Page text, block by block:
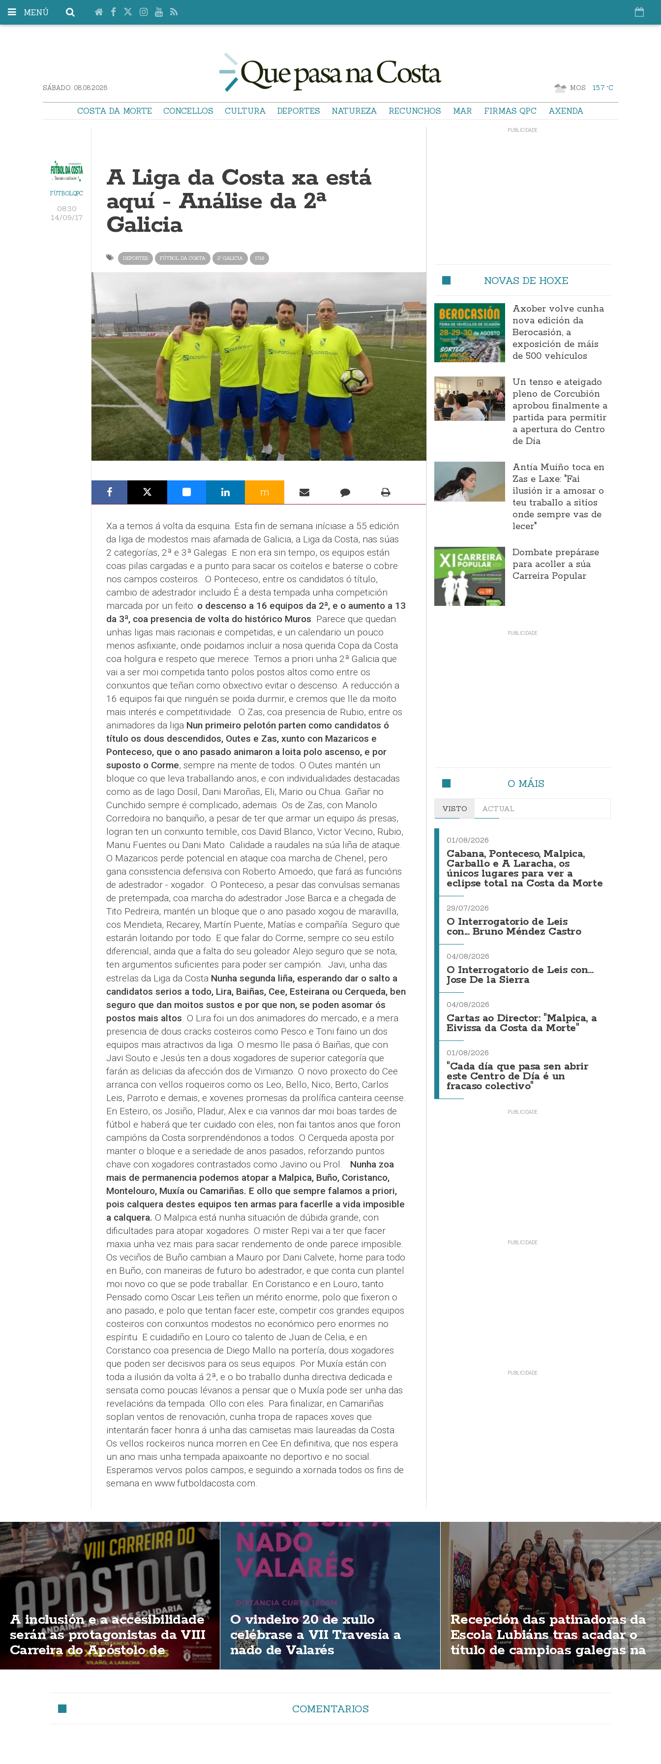
MENÚ
SÁBADO. 08.08.2026 MOS 15.7 °C
COSTA DA MORTE CONCELLOS CULTURA DEPORTES NATUREZA RECUNCHOS MAR FIRMAS QPC AXENDA
FÚTBOLQPC
08:30
14/09/17
A Liga da Costa xa está
aquí - Análise da 2ª
Galicia
DEPORTES FÚTBOL DA COSTA 2ª GALICIA 1718
m
Xa a temos á volta da esquina. Esta fin de semana iníciase a 55 edición
da liga de modestos mais afamada de Galicia, a Liga da Costa, nas súas
2 categorías, 2ª e 3ª Galegas. E non era sin tempo, os equipos están
coas pilas cargadas e a punto para sacar os coitelos e baterse o cobre
nos campos costeiros. O Ponteceso, entre os candidatos ó título,
cambio de adestrador incluido É a desta tempada unha competición
marcada por un feito: o descenso a 16 equipos da 2ª, e o aumento a 13
da 3ª, coa presencia de volta do histórico Muros. Parece que quedan
unhas ligas mais racionais e competidas, e un calendario un pouco
menos asfixiante, onde poidamos incluir a nosa querida Copa da Costa
coa holgura e respeto que merece. Temos a priori unha 2ª Galicia que
vai a ser moi competida tanto polos postos altos como entre os
conxuntos que teñan como obxectivo evitar o descenso. A reducción a
16 equipos fai que ninguén se poida durmir, e cremos que lle da moito
mais interés e competitividade. O Zas, coa presencia de Rubio, entre os
animadores da liga Nun primeiro pelotón parten como candidatos ó
título os dous descendidos, Outes e Zas, xunto con Mazaricos e
Ponteceso, que o ano pasado animaron a loita polo ascenso, e por
suposto o Corme, sempre na mente de todos. O Outes mantén un
bloque co que leva traballando anos, e con individualidades destacadas
como as de Iago Dosil, Dani Maroñas, Eli, Mario ou Chua. Gañar no
Cunchido sempre é complicado, ademais. Os de Zas, con Manolo
Corredoira no banquiño, a pesar de ter que armar un equipo ás presas,
logran ten un conxunto temible, cos David Blanco, Victor Vecino, Rubio,
Manu Fuentes ou Dani Mato. Calidade a raudales na súa liña de ataque.
O Mazaricos perde potencial en ataque coa marcha de Chenel, pero
gana consistencia defensiva con Roberto Amoedo, que fará as funcións
de adestrador - xogador. O Ponteceso, a pesar das convulsas semanas
de pretempada, coa marcha do adestrador Jose Barca e a chegada de
Tito Pedreira, mantén un bloque que o ano pasado xogou de maravilla,
cos Mendieta, Recarey, Martín Puente, Matías e compañía. Seguro que
estarán loitando por todo. E que falar do Corme, sempre co seu estilo
diferencial, ainda que a falta do seu goleador Alejo seguro que se nota,
ten argumentos suficientes para poder ser campión. Javi, unha das
estrelas da Liga da Costa Nunha segunda liña, esperando dar o salto a
candidatos serios a todo, Lira, Baiñas, Cee, Esteirana ou Cerqueda, ben
seguro que dan moitos sustos e por que non, se poden asomar ós
postos mais altos. O Lira foi un dos animadores do mercado, e a mera
presencia de dous cracks costeiros como Pesco e Toni faino un dos
equipos mais atractivos da liga. O mesmo lle pasa ó Baiñas, que con
Javi Souto e Jesús ten a dous xogadores de superior categoría que
farán as delicias da afección dos de Vimianzo. O novo proxecto do Cee
arranca con vellos roqueiros como os Leo, Bello, Nico, Berto, Carlos
Leis, Parroto e demais, e xovenes promesas da prolífica canteira ceense.
En Esteiro, os Josiño, Pladur, Alex e cia vannos dar moi boas tardes de
fútbol e haberá que ter cuidado con eles, non fai tantos anos que foron
campións da Costa sorprendéndonos a todos. O Cerqueda aposta por
manter o bloque e a seriedade de anos pasados, reforzando puntos
chave con xogadores contrastados como Javino ou Prol. Nunha zoa
mais de permanencia podemos atopar a Malpica, Buño, Coristanco,
Montelouro, Muxía ou Camariñas. E ollo que sempre falamos a priori,
pois calquera destes equipos ten armas para facerlle a vida imposible
a calquera. O Malpica está nunha situación de dúbida grande, con
dificultades para atopar xogadores. O mister Repi vai a ter que facer
maxia unha vez mais para sacar rendemento de onde parece imposible.
Os veciños de Buño cambian a Mauro por Dani Calvete, home para todo
en Buño, con maneiras de futuro bo adestrador, e que conta cun plantel
moi novo co que se pode traballar. En Coristanco e en Louro, tanto
Pensado como Oscar Leis teñen un mérito enorme, polo que fixeron o
ano pasado, e polo que tentan facer este, competir cos grandes equipos
costeiros con conxuntos modestos no económico pero enormes no
espíritu. E cuidadiño en Louro co talento de Juan de Celia, e en
Coristanco coa presencia de Diego Mallo na portería, dous xogadores
que poden ser decisivos para os seus equipos. Por Muxía están con
toda a ilusión da volta á 2ª, e o bo traballo dunha directiva dedicada e
sensata como poucas lévanos a pensar que o Muxía pode ser unha das
revelacións da tempada. Ollo con eles. Para finalizar, en Camariñas
soplan ventos de renovación, cunha tropa de rapaces xoves que
intentarán facer honra á unha das camisetas mais laureadas da Costa.
Os vellos rockeiros nunca morren en Cee En definitiva, que nos espera
un ano mais unha tempada apaixoante no deportivo e no social.
Esperamos vervos polos campos, e seguindo a xornada todos os fins de
semana en www.futboldacosta.com.
NOVAS DE HOXE
Axober volve cunha
nova edición da
Berocasión, a
exposición de máis
de 500 vehículos
Un tenso e ateigado
pleno de Corcubión
aprobou finalmente a
partida para permitir
a apertura do Centro
de Día
Antía Muíño toca en
Zas e Laxe: "Fai
ilusión ir a amosar o
teu traballo a sitios
onde sempre vas de
lecer"
Dombate prepárase
para acoller a súa
Carreira Popular
O MÁIS
VISTO ACTUAL
01/08/2026
Cabana, Ponteceso, Malpica,
Carballo e A Laracha, os
únicos lugares para ver a
eclipse total na Costa da Morte
29/07/2026
O Interrogatorio de Leis
con... Bruno Méndez Castro
04/08/2026
O Interrogatorio de Leis con...
Jose De la Sierra
04/08/2026
Cartas ao Director: "Malpica, a
Eivissa da Costa da Morte"
01/08/2026
"Cada día que pasa sen abrir
este Centro de Día é un
fracaso colectivo"
A inclusión e a accesibilidade
serán as protagonistas da VIII
Carreira do Apóstolo de
Vilaño
O vindeiro 20 de xullo
celébrase a VII Travesía a
nado de Valarés
Recepción das patinadoras da
Escola Lubiáns tras acadar o
título de campioas galegas na
modalidas "ShoW"
COMENTARIOS